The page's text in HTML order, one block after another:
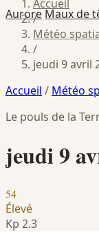
AuroreMaux de
Accueil
/
Météo
/
jeudi 9 avril
Accueil / Météo
Le pouls de la
jeudi 9
54
Élevé
Kp 2.3